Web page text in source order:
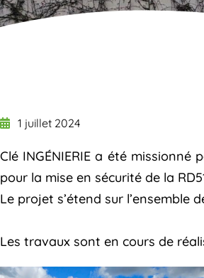
1 juillet 2024
Clé INGÉNIERIE a été
pour la mise en sécurité de la
Le projet s’étend sur l’ensemble
Les travaux sont en cours de